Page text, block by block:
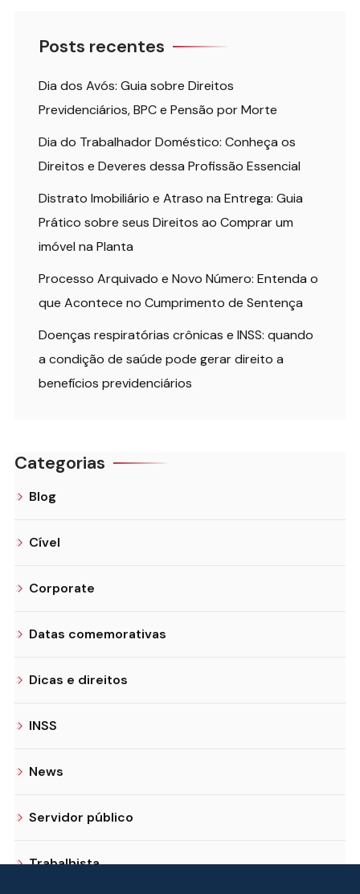
Posts recentes
Dia dos Avós: Guia sobre Direitos
Previdenciários, BPC e Pensão por Morte
Dia do Trabalhador Doméstico: Conheça os
Direitos e Deveres dessa Profissão Essencial
Distrato Imobiliário e Atraso na Entrega: Guia
Prático sobre seus Direitos ao Comprar um
imóvel na Planta
Processo Arquivado e Novo Número: Entenda o
que Acontece no Cumprimento de Sentença
Doenças respiratórias crônicas e INSS: quando
a condição de saúde pode gerar direito a
benefícios previdenciários
Categorias
Blog
Cível
Corporate
Datas comemorativas
Dicas e direitos
INSS
News
Servidor público
Trabalhista